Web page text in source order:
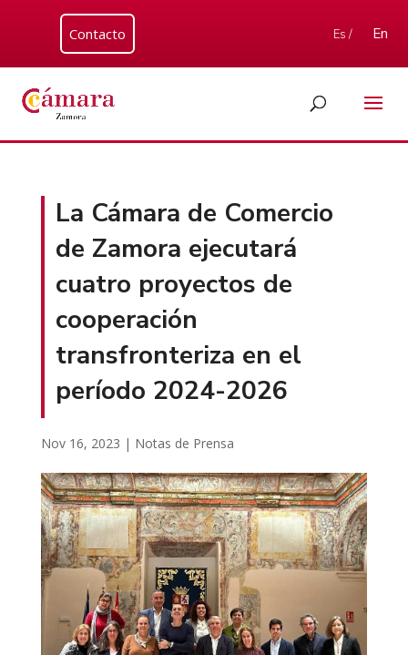
Contacto Es / En
La Cámara de Comercio
de Zamora ejecutará
cuatro proyectos de
cooperación
transfronteriza en el
período 2024-2026
Nov 16, 2023 | Notas de Prensa